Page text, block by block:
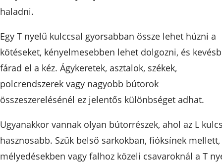
haladni.
Egy T nyelű kulccsal gyorsabban össze lehet húzni a
kötéseket, kényelmesebben lehet dolgozni, és
fárad el a kéz. Ágykeretek, asztalok, székek,
polcrendszerek vagy nagyobb bútorok
összeszerelésénél ez jelentős különbséget adhat.
Ugyanakkor vannak olyan bútorrészek, ahol az L
hasznosabb. Szűk belső sarkokban, fióksínek mellett,
mélyedésekben vagy falhoz közeli csavaroknál a T